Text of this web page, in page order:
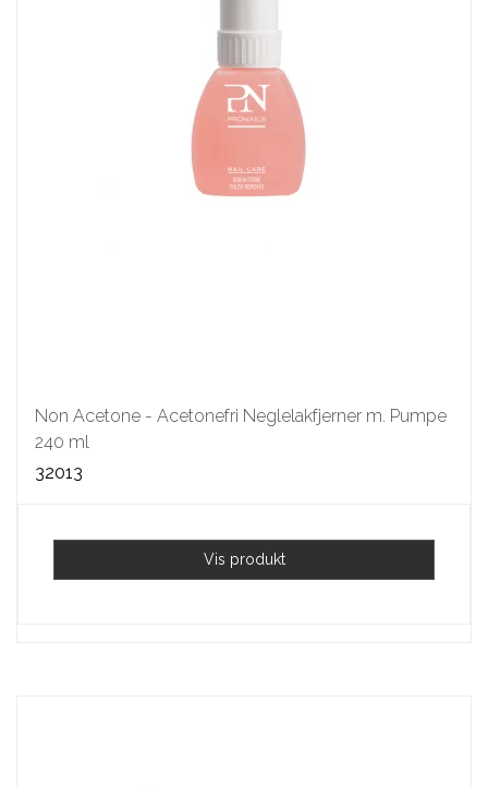
Non Acetone - Acetonefri Neglelakfjerner m. Pumpe
240 ml
32013
Vis produkt